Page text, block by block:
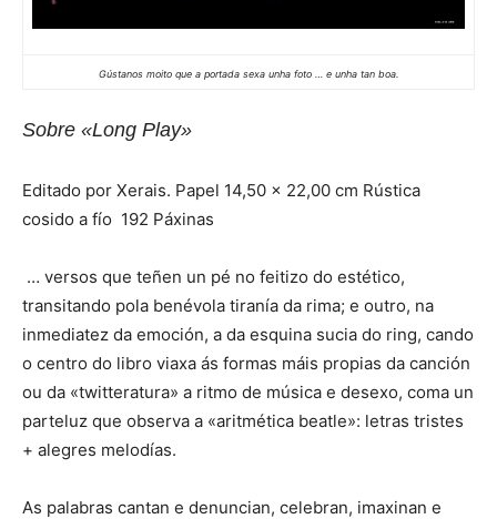
Gústanos moito que a portada sexa unha foto … e unha tan boa.
Sobre «Long Play»
Editado por Xerais. Papel 14,50 x 22,00 cm Rústica
cosido a fío 192 Páxinas
… versos que teñen un pé no feitizo do estético,
transitando pola benévola tiranía da rima; e outro, na
inmediatez da emoción, a da esquina sucia do ring, cando
o centro do libro viaxa ás formas máis propias da canción
ou da «twitteratura» a ritmo de música e desexo, coma un
parteluz que observa a «aritmética beatle»: letras tristes
+ alegres melodías.
As palabras cantan e denuncian, celebran, imaxinan e